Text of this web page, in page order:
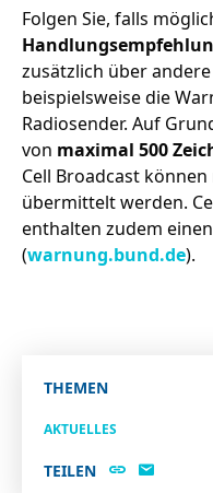
Folgen Sie, falls
zusätzlich über
beispielsweise die
Radiosender. Auf
von maximal 500
Cell Broadcast
übermittelt werden.
enthalten zudem
(warnung.bund.de).
THEMEN
AKTUELLES
TEILEN